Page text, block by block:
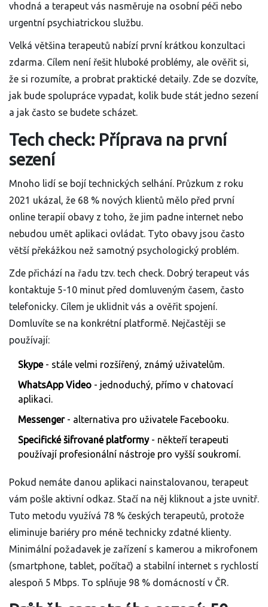
vhodná a terapeut vás nasměruje na osobní péči nebo
urgentní psychiatrickou službu.
Velká většina terapeutů nabízí první krátkou konzultaci
zdarma. Cílem není řešit hluboké problémy, ale ověřit si,
že si rozumíte, a probrat praktické detaily. Zde se dozvíte,
jak bude spolupráce vypadat, kolik bude stát jedno sezení
a jak často se budete scházet.
Tech check: Příprava na první
sezení
Mnoho lidí se bojí technických selhání. Průzkum z roku
2021 ukázal, že 68 % nových klientů mělo před první
online terapií obavy z toho, že jim padne internet nebo
nebudou umět aplikaci ovládat. Tyto obavy jsou často
větší překážkou než samotný psychologický problém.
Zde přichází na řadu tzv. tech check. Dobrý terapeut vás
kontaktuje 5-10 minut před domluveným časem, často
telefonicky. Cílem je uklidnit vás a ověřit spojení.
Domluvíte se na konkrétní platformě. Nejčastěji se
používají:
Skype- stále velmi rozšířený, známý uživatelům.
WhatsApp Video - jednoduchý, přímo v chatovací
aplikaci.
Messenger- alternativa pro uživatele Facebooku.
Specifické šifrované platformy- někteří terapeuti
používají profesionální nástroje pro vyšší soukromí.
Pokud nemáte danou aplikaci nainstalovanou, terapeut
vám pošle aktivní odkaz. Stačí na něj kliknout a jste uvnitř.
Tuto metodu využívá 78 % českých terapeutů, protože
eliminuje bariéry pro méně technicky zdatné klienty.
Minimální požadavek je zařízení s kamerou a mikrofonem
(smartphone, tablet, počítač) a stabilní internet s rychlostí
alespoň 5 Mbps. To splňuje 98 % domácností v ČR.